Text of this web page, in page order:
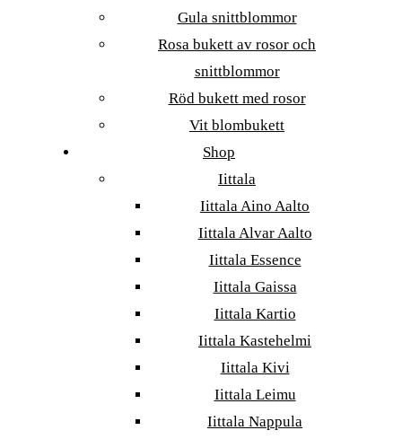
Gula snittblommor
Rosa bukett av rosor och
snittblommor
Röd bukett med rosor
Vit blombukett
Shop
Iittala
Iittala Aino Aalto
Iittala Alvar Aalto
Iittala Essence
Iittala Gaissa
Iittala Kartio
Iittala Kastehelmi
Iittala Kivi
Iittala Leimu
Iittala Nappula